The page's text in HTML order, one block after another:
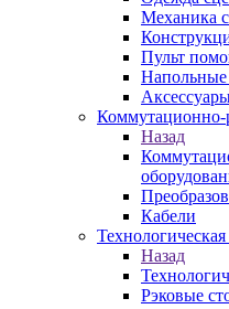
Механика
Пульт
Коммутационно-
Назад
Кабели
Назад
Рэковые